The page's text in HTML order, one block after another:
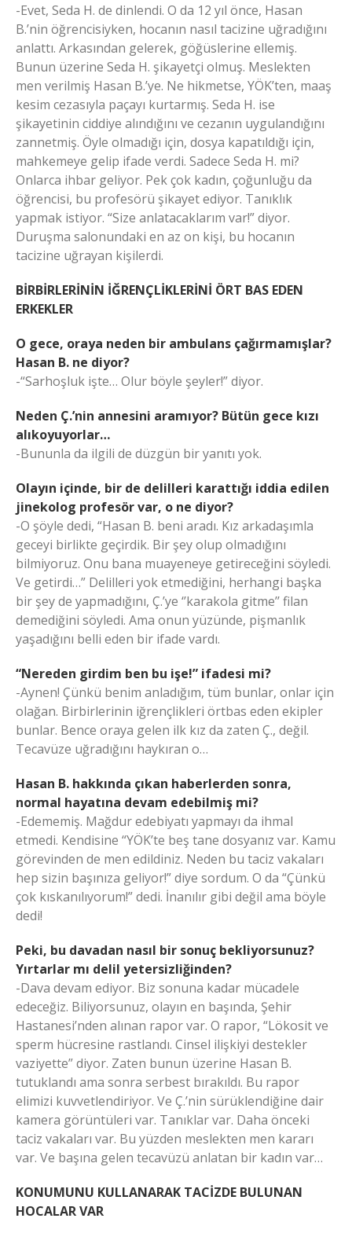
-Evet, Seda H. de dinlendi. O da 12 yıl önce, Hasan
B.’nin öğrencisiyken, hocanın nasıl tacizine uğradığını
anlattı. Arkasından gelerek, göğüslerine ellemiş.
Bunun üzerine Seda H. şikayetçi olmuş. Meslekten
men verilmiş Hasan B.’ye. Ne hikmetse, YÖK’ten, maaş
kesim cezasıyla paçayı kurtarmış. Seda H. ise
şikayetinin ciddiye alındığını ve cezanın uygulandığını
zannetmiş. Öyle olmadığı için, dosya kapatıldığı için,
mahkemeye gelip ifade verdi. Sadece Seda H. mi?
Onlarca ihbar geliyor. Pek çok kadın, çoğunluğu da
öğrencisi, bu profesörü şikayet ediyor. Tanıklık
yapmak istiyor. “Size anlatacaklarım var!” diyor.
Duruşma salonundaki en az on kişi, bu hocanın
tacizine uğrayan kişilerdi.
BİRBİRLERİNİN İĞRENÇLİKLERİNİ ÖRT BAS EDEN
ERKEKLER
O gece, oraya neden bir ambulans çağırmamışlar?
Hasan B. ne diyor?
-“Sarhoşluk işte… Olur böyle şeyler!” diyor.
Neden Ç.’nin annesini aramıyor? Bütün gece kızı
alıkoyuyorlar…
-Bununla da ilgili de düzgün bir yanıtı yok.
Olayın içinde, bir de delilleri karattığı iddia edilen
jinekolog profesör var, o ne diyor?
-O şöyle dedi, “Hasan B. beni aradı. Kız arkadaşımla
geceyi birlikte geçirdik. Bir şey olup olmadığını
bilmiyoruz. Onu bana muayeneye getireceğini söyledi.
Ve getirdi…” Delilleri yok etmediğini, herhangi başka
bir şey de yapmadığını, Ç.’ye ‘’karakola gitme’’ filan
demediğini söyledi. Ama onun yüzünde, pişmanlık
yaşadığını belli eden bir ifade vardı.
“Nereden girdim ben bu işe!” ifadesi mi?
-Aynen! Çünkü benim anladığım, tüm bunlar, onlar için
olağan. Birbirlerinin iğrençlikleri örtbas eden ekipler
bunlar. Bence oraya gelen ilk kız da zaten Ç., değil.
Tecavüze uğradığını haykıran o…
Hasan B. hakkında çıkan haberlerden sonra,
normal hayatına devam edebilmiş mi?
-Edememiş. Mağdur edebiyatı yapmayı da ihmal
etmedi. Kendisine “YÖK’te beş tane dosyanız var. Kamu
görevinden de men edildiniz. Neden bu taciz vakaları
hep sizin başınıza geliyor!” diye sordum. O da “Çünkü
çok kıskanılıyorum!” dedi. İnanılır gibi değil ama böyle
dedi!
Peki, bu davadan nasıl bir sonuç bekliyorsunuz?
Yırtarlar mı delil yetersizliğinden?
-Dava devam ediyor. Biz sonuna kadar mücadele
edeceğiz. Biliyorsunuz, olayın en başında, Şehir
Hastanesi’nden alınan rapor var. O rapor, “Lökosit ve
sperm hücresine rastlandı. Cinsel ilişkiyi destekler
vaziyette” diyor. Zaten bunun üzerine Hasan B.
tutuklandı ama sonra serbest bırakıldı. Bu rapor
elimizi kuvvetlendiriyor. Ve Ç.’nin sürüklendiğine dair
kamera görüntüleri var. Tanıklar var. Daha önceki
taciz vakaları var. Bu yüzden meslekten men kararı
var. Ve başına gelen tecavüzü anlatan bir kadın var…
KONUMUNU KULLANARAK TACİZDE BULUNAN
HOCALAR VAR